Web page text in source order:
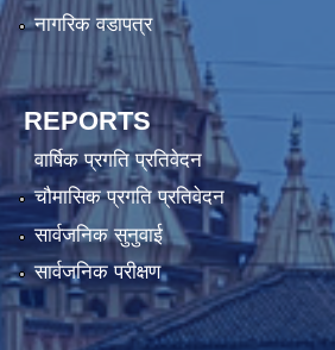
नागरिक वडापत्र
REPORTS
वार्षिक प्रगति प्रतिवेदन
चौमासिक प्रगति प्रतिवेदन
सार्वजनिक सुनुवाई
सार्वजनिक परीक्षण